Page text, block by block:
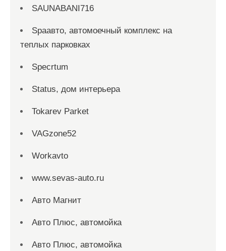
SAUNABANI716
Spaавто, автомоечный комплекс на
теплых парковках
Specrtum
Status, дом интерьера
Tokarev Parket
VAGzone52
Workavto
www.sevas-auto.ru
Авто Магнит
Авто Плюс, автомойка
Авто Плюс, автомойка